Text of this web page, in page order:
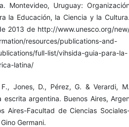
Montevideo, Uruguay:
la Educación, la Ciencia y la
2013 de http://www.unesco.org/
resources/publications-and-
full-list/vihsida-guia-para-la-
latina/
Jones, D., Pérez, G. & Verardi,
argentina. Buenos Aires,
Aires-Facultad de Ciencias
Germani.